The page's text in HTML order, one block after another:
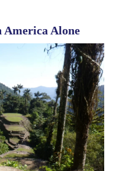
America Alone